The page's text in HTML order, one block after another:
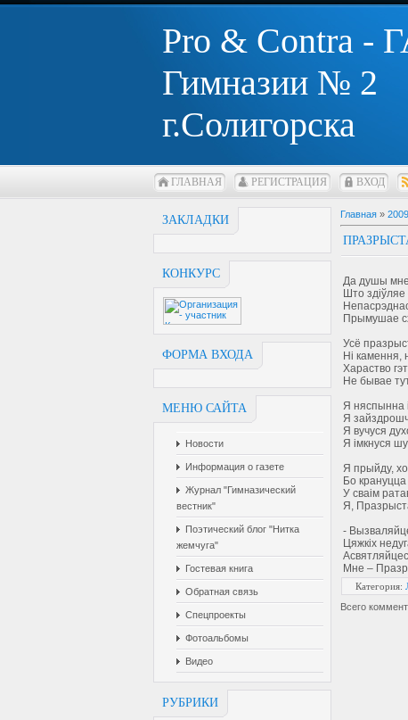
Pro & Contra -
Гимназии № 2
г.Солигорска
ГЛАВНАЯ РЕГИСТРАЦИЯ ВХОД
ЗАКЛАДКИ
КОНКУРС
ФОРМА ВХОДА
МЕНЮ САЙТА
Новости
Информация о газете
Журнал "Гимназический
вестник"
Поэтический блог "Нитка
жемчуга"
Гостевая книга
Обратная связь
Спецпроекты
Фотоальбомы
Видео
РУБРИКИ
Главная » 2009
Да душы
Што
Прымушае
Усё
Ні камення,
Хараство
Не бывае
Я няспынна
Я
Я вучуся
Я імкнуся
Я прыйду,
Бо крануцца
У сваім
Я,
-
Цяжкіх
Мне –
Категория:
Всего